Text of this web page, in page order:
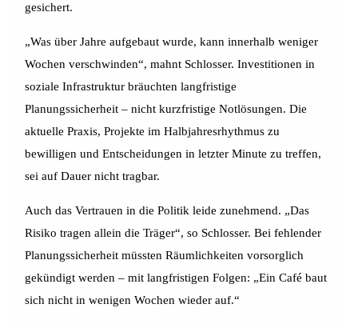
gesichert.
„Was über Jahre aufgebaut wurde, kann innerhalb weniger
Wochen verschwinden“, mahnt Schlosser. Investitionen in
soziale Infrastruktur bräuchten langfristige
Planungssicherheit – nicht kurzfristige Notlösungen. Die
aktuelle Praxis, Projekte im Halbjahresrhythmus zu
bewilligen und Entscheidungen in letzter Minute zu treffen,
sei auf Dauer nicht tragbar.
Auch das Vertrauen in die Politik leide zunehmend. „Das
Risiko tragen allein die Träger“, so Schlosser. Bei fehlender
Planungssicherheit müssten Räumlichkeiten vorsorglich
gekündigt werden – mit langfristigen Folgen: „Ein Café baut
sich nicht in wenigen Wochen wieder auf.“